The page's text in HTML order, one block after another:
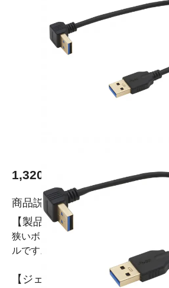
1,320円(税込)
商品説明
【製品の特徴】
狭いボックスの中の配線に便利な短
ルです。
【ジェンダー】